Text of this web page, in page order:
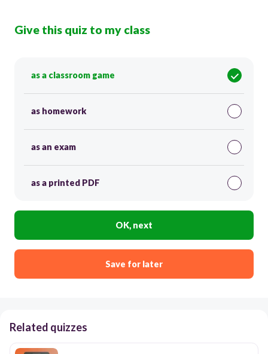
Give this quiz to my class
as a classroom game
as homework
as an exam
as a printed PDF
OK, next
Save for later
Related quizzes